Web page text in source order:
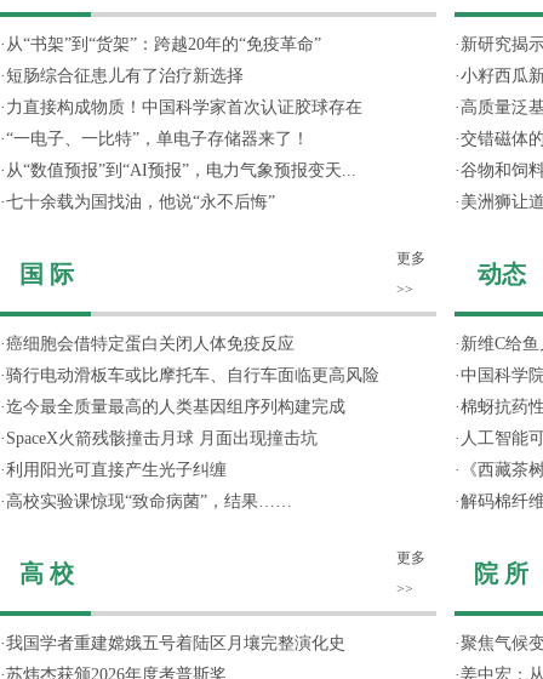
· 从“书架”到“货架”：跨越20年的“免疫革命”
· 短肠综合征患儿有了治疗新选择
· 力直接构成物质！中国科学家首次认证胶球存在
·“一电子、一比特”，单电子存储器来了！
· 从“数值预报”到“AI预报”，电力气象预报变天...
·七十余载为国找油，他说“永不后悔”
国 际
更多
>>
·癌细胞会借特定蛋白关闭人体免疫反应
·骑行电动滑板车或比摩托车、自行车面临更高风险
·迄今最全质量最高的人类基因组序列构建完成
· SpaceX火箭残骸撞击月球 月面出现撞击坑
·利用阳光可直接产生光子纠缠
· 高校实验课惊现“致命病菌”，结果……
高 校
更多
>>
·我国学者重建嫦娥五号着陆区月壤完整演化史
·苏炜杰获颁2026年度考普斯奖
· 新研究揭
·小籽西瓜
· 高质量泛
·交错磁体
·谷物和饲
· 美洲狮让
动态
· 新维C给
·中国科学
·棉蚜抗药
· 人工智能
·
《西藏茶
·解码棉纤
院 所
·聚焦气候
·姜中宏：